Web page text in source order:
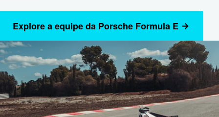
Explore a equipe da Porsche Formula E